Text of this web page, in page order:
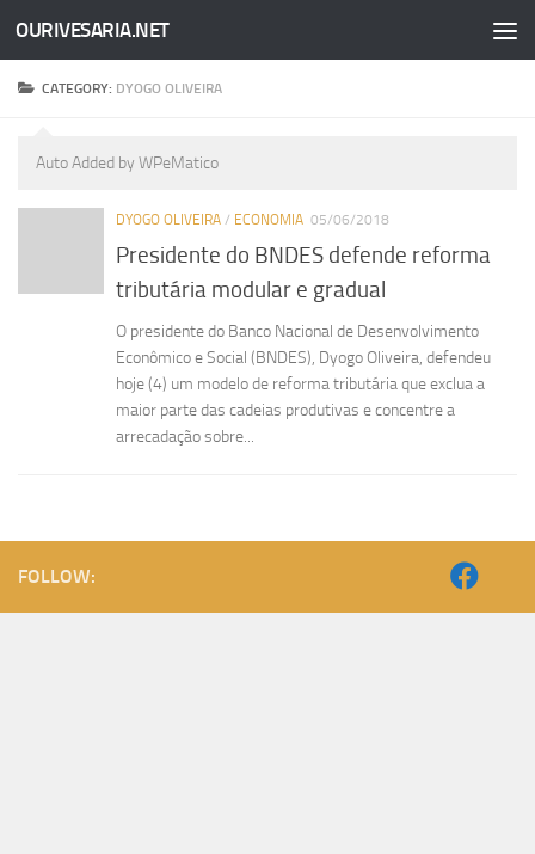
Skip to content
OURIVESARIA.NET
CATEGORY: DYOGO OLIVEIRA
Auto Added by WPeMatico
DYOGO OLIVEIRA / ECONOMIA 05/06/2018
Presidente do BNDES defende reforma
tributária modular e gradual
O presidente do Banco Nacional de Desenvolvimento
Econômico e Social (BNDES), Dyogo Oliveira, defendeu
hoje (4) um modelo de reforma tributária que exclua a
maior parte das cadeias produtivas e concentre a
arrecadação sobre...
FOLLOW: